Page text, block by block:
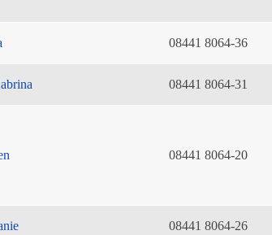
08441 8064-36
08441 8064-31
08441 8064-20
08441 8064-26